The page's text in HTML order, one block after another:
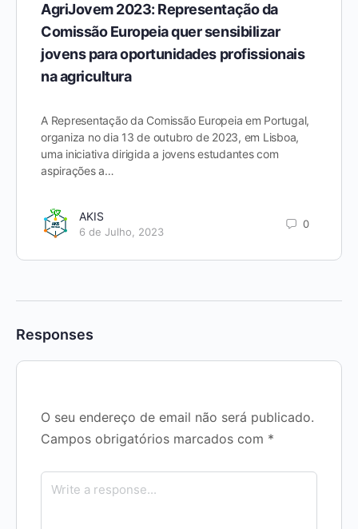
AgriJovem 2023: Representação da
Comissão Europeia quer sensibilizar
jovens para oportunidades profissionais
na agricultura
A Representação da Comissão Europeia em Portugal,
organiza no dia 13 de outubro de 2023, em Lisboa,
uma iniciativa dirigida a jovens estudantes com
aspirações a…
AKIS
6 de Julho, 2023
0
Responses
O seu endereço de email não será publicado.
Campos obrigatórios marcados com *